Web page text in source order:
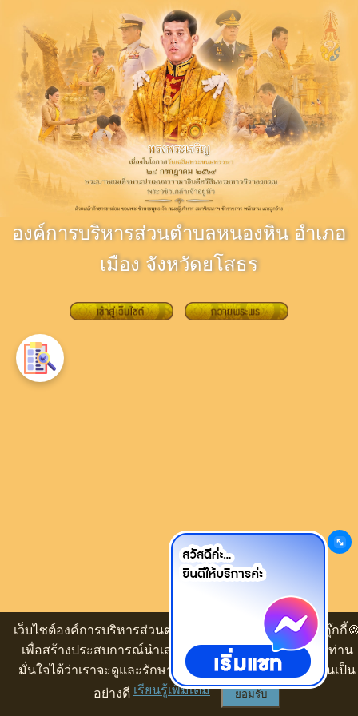
เว็บไซต์องค์การบริหารส่วนตำบลหนองหิน ขออนุญาตใช้คุ๊กกี้
เพื่อสร้างประสบการณ์นำเสนอเนื้อหาที่ดีให้กับท่าน ทั้งนี้ ท่าน
มั่นใจได้ว่าเราจะดูและรักษาความปลอดภัยข้อมูลของท่านเป็น
อย่างดี เรียนรู้เพิ่มเติม ยอมรับ
องค์การบริหารส่วนตำบลหนองหิน อำเภอ
เมือง จังหวัดยโสธร